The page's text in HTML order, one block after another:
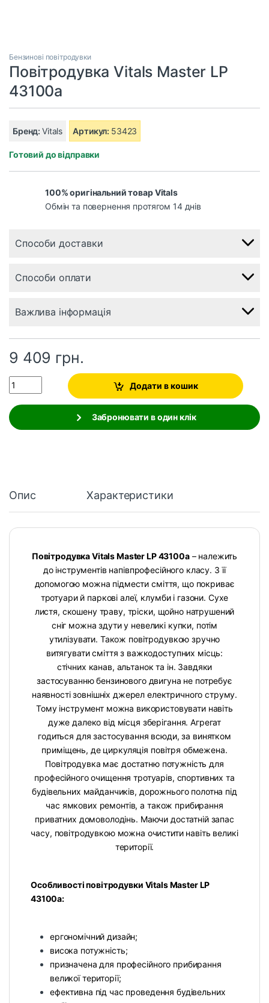
Бензинові повітродувки
Повітродувка Vitals Master LP
43100a
Бренд:Vitals Артикул: 53423
Готовий до відправки
100% оригінальний товар Vitals
Обмін та повернення протягом 14 днів
Способи доставки
Способи оплати
Важлива інформація
9 409 грн.
Quantity
Додати в кошик
Забронювати в один клік
Опис Характеристики
Повітродувка Vitals Master LP 43100a– належить
до інструментів напівпрофесійного класу. З її
допомогою можна підмести сміття, що покриває
тротуари й паркові алеї, клумби і газони. Cухе
листя, скошену траву, тріски, щойно натрушений
сніг можна здути у невеликі купки, потім
утилізувати. Також повітродувкою зручно
витягувати сміття з важкодоступних місць:
стічних канав, альтанок та ін. Завдяки
застосуванню бензинового двигуна не потребує
наявності зовнішніх джерел електричного струму.
Тому інструмент можна використовувати навіть
дуже далеко від місця зберігання. Агрегат
годиться для застосування всюди, за винятком
приміщень, де циркуляція повітря обмежена.
Повітродувка має достатню потужність для
професійного очищення тротуарів, спортивних та
будівельних майданчиків, дорожнього полотна під
час ямкових ремонтів, а також прибирання
приватних домоволодінь. Маючи достатній запас
часу, повітродувкою можна очистити навіть великі
території.
Особливості повітродувки Vitals Master LP
43100a:
ергономічний дизайн;
висока потужність;
призначена для професійного прибирання
великої території;
ефективна під час проведення будівельних